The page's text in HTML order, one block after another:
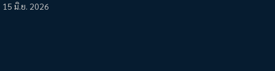
15 มิ.ย. 2026